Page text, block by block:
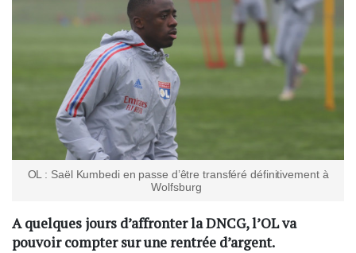
OL : Saël Kumbedi en passe d’être transféré définitivement à
Wolfsburg
A quelques jours d’affronter la DNCG, l’OL va
pouvoir compter sur une rentrée d’argent.